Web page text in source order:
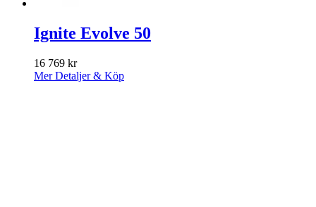
Ignite Evolve 50
16 769 kr
Mer Detaljer & Köp